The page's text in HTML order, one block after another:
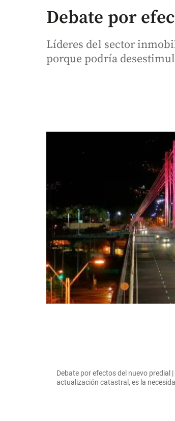
Debate por
Líderes del sector
porque podría
Debate por efectos del nuevo
actualización catastral, es la